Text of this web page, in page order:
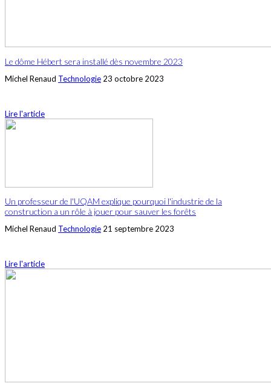
Le dôme Hébert sera installé dès novembre 2023
Michel Renaud Technologie 23 octobre 2023
Lire l'article
Un professeur de l'UQAM explique pourquoi l'industrie de la
construction a un rôle à jouer pour sauver les forêts
Michel Renaud Technologie 21 septembre 2023
Lire l'article